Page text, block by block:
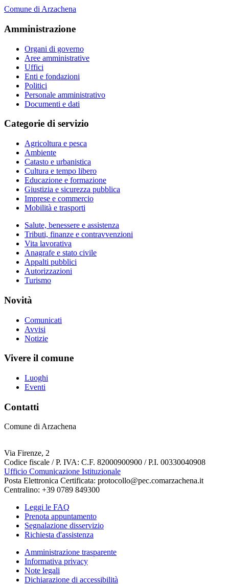
Comune di Arzachena
Amministrazione
Organi di governo
Aree amministrative
Uffici
Enti e fondazioni
Politici
Personale amministrativo
Documenti e dati
Categorie di servizio
Agricoltura e pesca
Ambiente
Catasto e urbanistica
Cultura e tempo libero
Educazione e formazione
Giustizia e sicurezza pubblica
Imprese e commercio
Mobilità e trasporti
Salute, benessere e assistenza
Tributi, finanze e contravvenzioni
Vita lavorativa
Anagrafe e stato civile
Appalti pubblici
Autorizzazioni
Turismo
Novità
Comunicati
Avvisi
Notizie
Vivere il comune
Luoghi
Eventi
Contatti
Comune di Arzachena
Via Firenze, 2
Codice fiscale / P. IVA: C.F. 82000900900 / P.I. 00330040908
Ufficio Comunicazione Istituzionale
Posta Elettronica Certificata: protocollo@pec.comarzachena.it
Centralino: +39 0789 849300
Leggi le FAQ
Prenota appuntamento
Segnalazione disservizio
Richiesta d'assistenza
Amministrazione trasparente
Informativa privacy
Note legali
Dichiarazione di accessibilità